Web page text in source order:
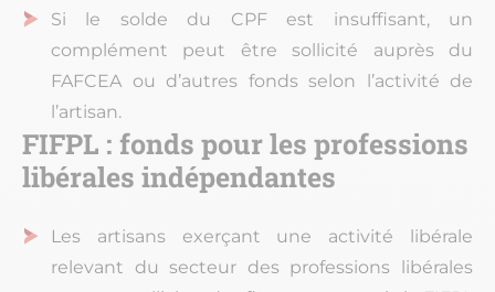
Si le solde du CPF est insuffisant, un
complément peut être sollicité auprès du
FAFCEA ou d’autres fonds selon l’activité de
l’artisan.
FIFPL : fonds pour les professions
libérales indépendantes
Les artisans exerçant une activité libérale
relevant du secteur des professions libérales